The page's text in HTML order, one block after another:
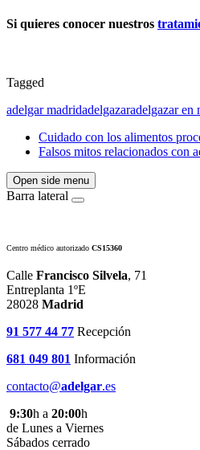
Si quieres conocer nuestros
Tagged
adelgar madridadelgazaradelgazar en
Cuidado con los alimentos
Falsos mitos relacionados con
Open side menu
Barra lateral
Centro médico autorizado CS15360
Calle Francisco Silvela, 71
Entreplanta 1ºE
28028 Madrid
91 577 44 77 Recepción
681 049 801 Información
contacto@adelgar.es
9:30h a 20:00h
de Lunes a Viernes
Sábados cerrado